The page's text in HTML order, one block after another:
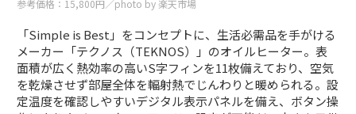
参考価格：15,800円／photo by 楽天市場
「Simple is Best」をコンセプトに、生活必需品を手がける
メーカー「テクノス（TEKNOS）」のオイルヒーター。表
面積が広く熱効率の高いS字フィンを11枚備えており、空気
を乾燥させず部屋全体を輻射熱でじんわりと暖められる。設
定温度を確認しやすいデジタル表示パネルを備え、ボタン操